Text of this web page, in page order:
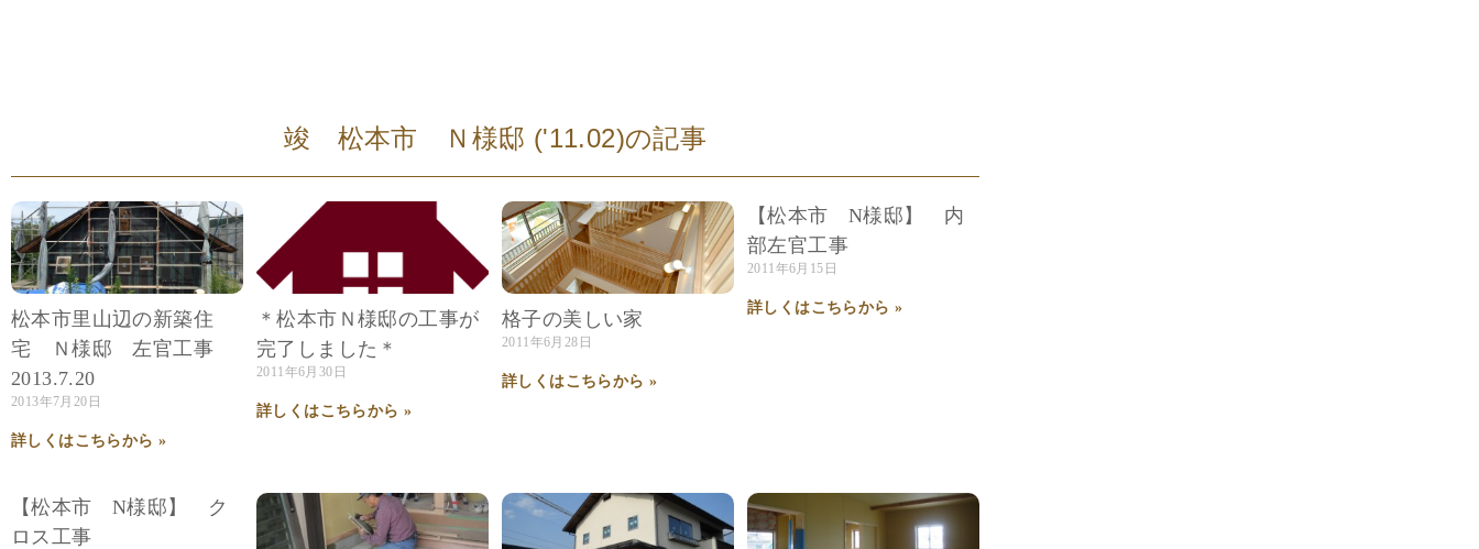
竣 松本市 Ｎ様邸 ('11.02)の記事
松本市里山辺の新築住
宅 Ｎ様邸 左官工事
2013.7.20
2013年7月20日
詳しくはこちらから »
＊松本市Ｎ様邸の工事が
完了しました＊
2011年6月30日
詳しくはこちらから »
格子の美しい家
2011年6月28日
詳しくはこちらから »
【松本市 N様邸】 内
部左官工事
2011年6月15日
詳しくはこちらから »
【松本市 N様邸】 ク
ロス工事